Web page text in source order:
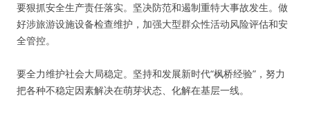
要狠抓安全生产责任落实。坚决防范和遏制重特大事故发生。做
好涉旅游设施设备检查维护，加强大型群众性活动风险评估和安
全管控。
要全力维护社会大局稳定。坚持和发展新时代“枫桥经验”，努力
把各种不稳定因素解决在萌芽状态、化解在基层一线。